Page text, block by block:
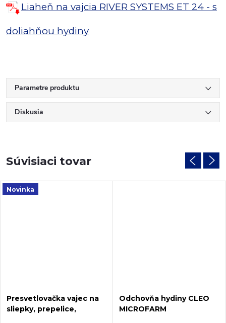
Liaheň na vajcia RIVER SYSTEMS ET 24 - s
doliahňou hydiny
Parametre produktu
Diskusia
Súvisiaci tovar
Novinka
Presvetlovačka vajec na
sliepky, prepelice,
Odchovňa hydiny CLEO
MICROFARM